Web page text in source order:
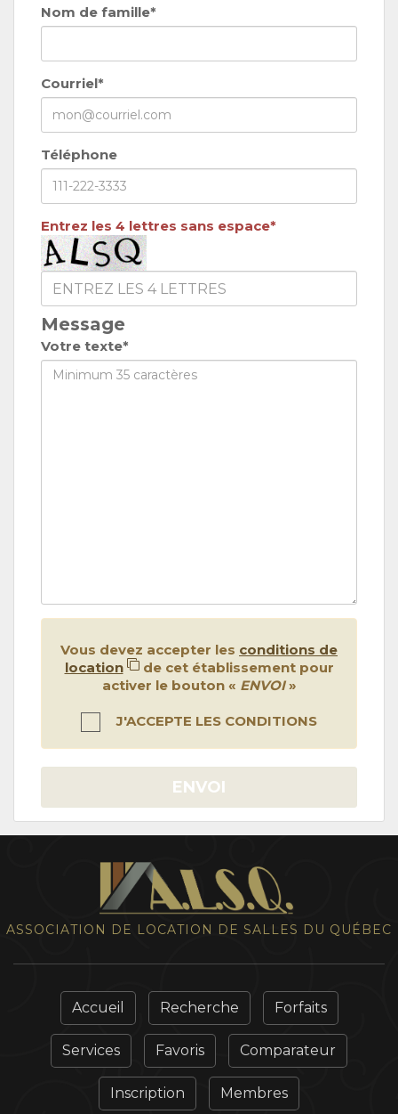
Nom de famille*
Courriel*
Téléphone
Entrez les 4 lettres sans espace*
Message
Votre texte*
Vous devez accepter les conditions de
location
de cet établissement pour
activer le bouton « ENVOI»
J'ACCEPTE LES CONDITIONS
ENVOI
ASSOCIATION DE LOCATION DE SALLES DU QUÉBEC
Accueil Recherche Forfaits
Services Favoris Comparateur
Inscription Membres